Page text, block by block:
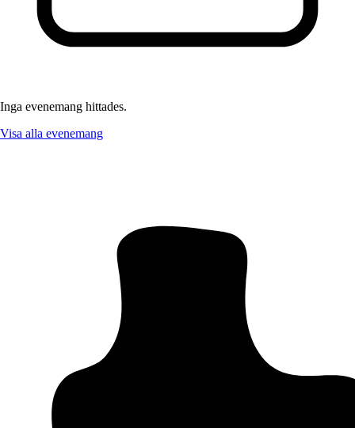
Inga evenemang hittades.
Visa alla evenemang